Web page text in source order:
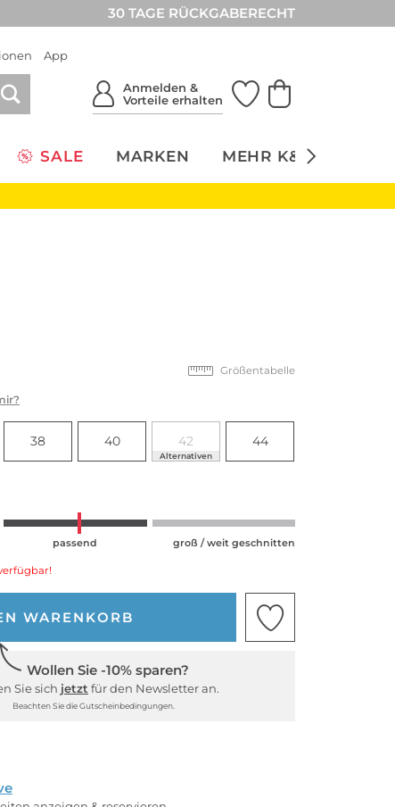
30 TAGE RÜCKGABERECHT
App
Anmelden &
Vorteile erhalten
SALE MARKEN MEHR K&Ö
Größentabelle
38 40 42
Alternativen
44
passend groß / weit geschnitten
WARENKORB
Wollen Sie -10% sparen?
Sie sich jetzt für den Newsletter an.
Beachten Sie die Gutscheinbedingungen.